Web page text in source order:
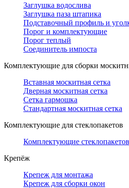
Заглушка водослива
Заглушка паза штапика
Подставочный профиль и
Порог и комплектующие
Порог теплый
Соединитель импоста
Комплектующие для сборки
Вставная москитная сетка
Дверная москитная сетка
Сетка гармошка
Стандартная москитная сетка
Комплектующие для стеклопакетов
Комплектующие стеклопакетов
Крепёж
Крепеж для монтажа
Крепеж для сборки окон